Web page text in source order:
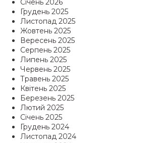
Січень 2026
Грудень 2025
Листопад 2025
Жовтень 2025
Вересень 2025
Серпень 2025
Липень 2025
Червень 2025
Травень 2025
Квітень 2025
Березень 2025
Лютий 2025
Січень 2025
Грудень 2024
Листопад 2024